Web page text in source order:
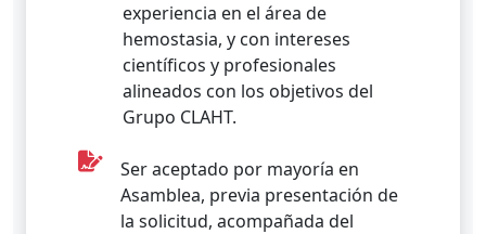
experiencia en el área de
hemostasia, y con intereses
científicos y profesionales
alineados con los objetivos del
Grupo CLAHT.
Ser aceptado por mayoría en
Asamblea, previa presentación de
la solicitud, acompañada del